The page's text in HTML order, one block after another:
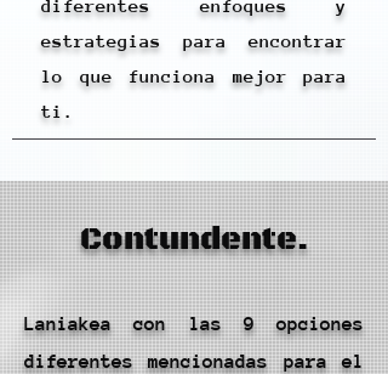
diferentes enfoques y
estrategias para encontrar
lo que funciona mejor para
ti.
Contundente.
Laniakea con las 9 opciones
diferentes mencionadas para el